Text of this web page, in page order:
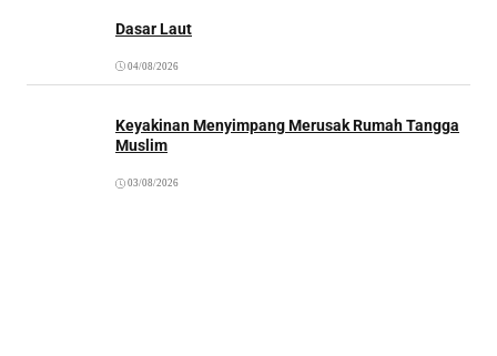
Dasar Laut
04/08/2026
Keyakinan Menyimpang Merusak Rumah Tangga
Muslim
03/08/2026